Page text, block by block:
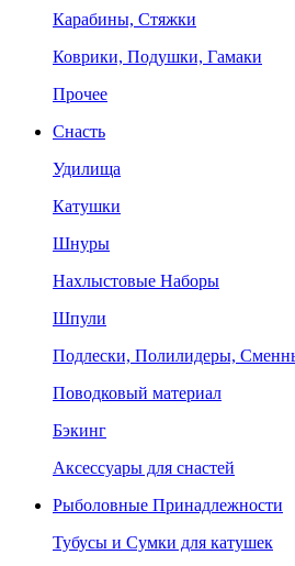
Карабины, Стяжки
Коврики, Подушки, Гамаки
Прочее
Снасть
Удилища
Катушки
Шнуры
Нахлыстовые Наборы
Шпули
Подлески, Полилидеры,
Поводковый материал
Бэкинг
Аксессуары для снастей
Рыболовные Принадлежности
Тубусы и Сумки для катушек